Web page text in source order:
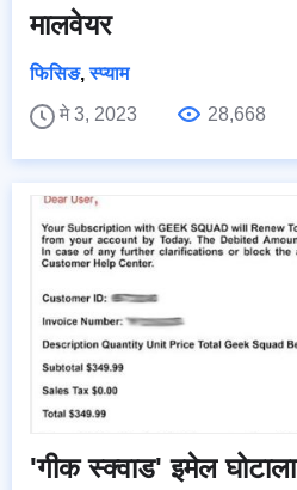
मालवेयर
फिसिङ,स्प्याम
मे 3, 2023
28,668
'गीक स्क्वाड' इमेल घोटाला